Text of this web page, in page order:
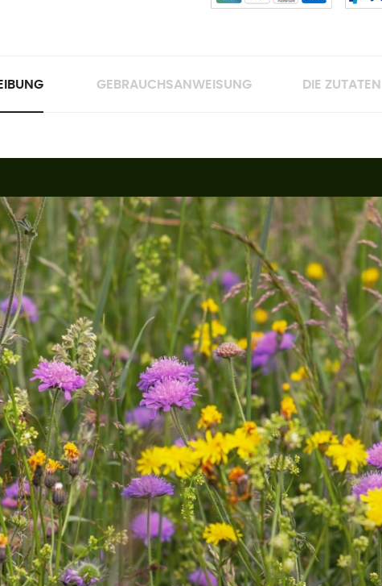
GEBRAUCHSANWEISUNG DIE ZUTATEN